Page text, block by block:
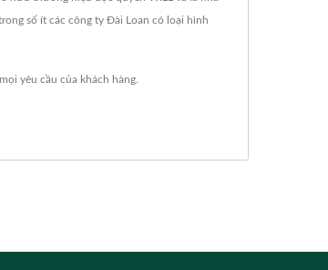
số ít các công ty Đài Loan có loại hình
yêu cầu của khách hàng.